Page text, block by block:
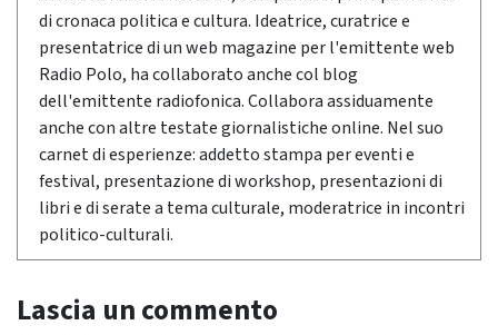
di cronaca politica e cultura. Ideatrice, curatrice e
presentatrice di un web magazine per l'emittente web
Radio Polo, ha collaborato anche col blog
dell'emittente radiofonica. Collabora assiduamente
anche con altre testate giornalistiche online. Nel suo
carnet di esperienze: addetto stampa per eventi e
festival, presentazione di workshop, presentazioni di
libri e di serate a tema culturale, moderatrice in incontri
politico-culturali.
Lascia un commento